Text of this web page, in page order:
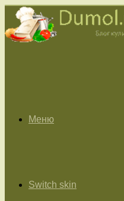
Меню
Switch skin